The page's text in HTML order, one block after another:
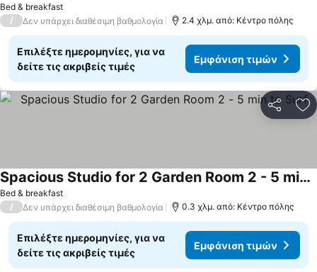
Bed & breakfast
/ Δεν υπάρχει διαθέσιμη βαθμολογία 2.4 χλμ. από: Κέντρο πόλης
Επιλέξτε ημερομηνίες, για να
δείτε τις ακριβείς τιμές
Εμφάνιση τιμών
Bed & breakfast
Spacious Studio for 2 Garden Room 2 - 5 min to Surf
Εμφάνιση τιμών
/ Δεν υπάρχει διαθέσιμη βαθμολογία 0.3 χλμ. από: Κέντρο πόλης
Επιλέξτε ημερομηνίες, για να
δείτε τις ακριβείς τιμές
Εμφάνιση τιμών